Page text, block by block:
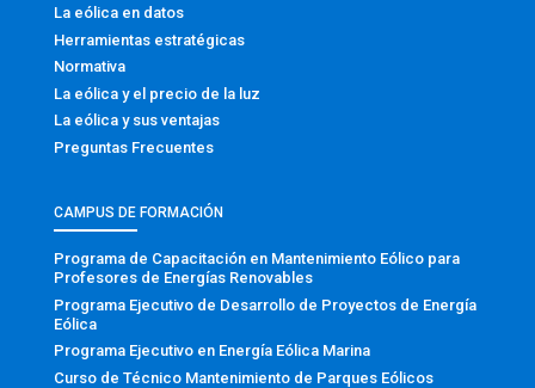
La eólica en datos
Herramientas estratégicas
Normativa
La eólica y el precio de la luz
La eólica y sus ventajas
Preguntas Frecuentes
CAMPUS DE FORMACIÓN
Programa de Capacitación en Mantenimiento Eólico para
Profesores de Energías Renovables
Programa Ejecutivo de Desarrollo de Proyectos de Energía
Eólica
Programa Ejecutivo en Energía Eólica Marina
Curso de Técnico Mantenimiento de Parques Eólicos